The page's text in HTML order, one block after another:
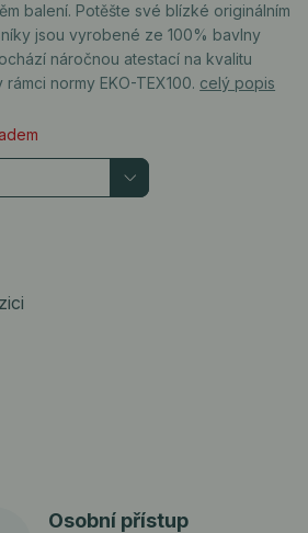
balení. Potěšte své blízké originálním
jsou vyrobené ze 100% bavlny
náročnou atestací na kvalitu
normy EKO-TEX100. celý popis
Osobní přístup